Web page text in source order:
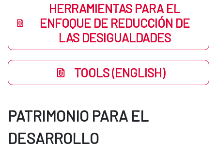
HERRAMIENTAS PARA EL
ENFOQUE DE REDUCCIÓN DE
LAS DESIGUALDADES
TOOLS (ENGLISH)
PATRIMONIO PARA EL
DESARROLLO